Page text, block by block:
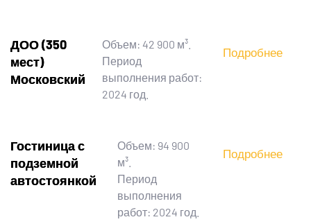
ДОО (350
мест)
Московский
Объем: 42 900 м³.
Период
выполнения работ:
2024 год.
Подробнее
Гостиница с
подземной
автостоянкой
Объем: 94 900
м³.
Период
выполнения
работ: 2024 год.
Подробнее